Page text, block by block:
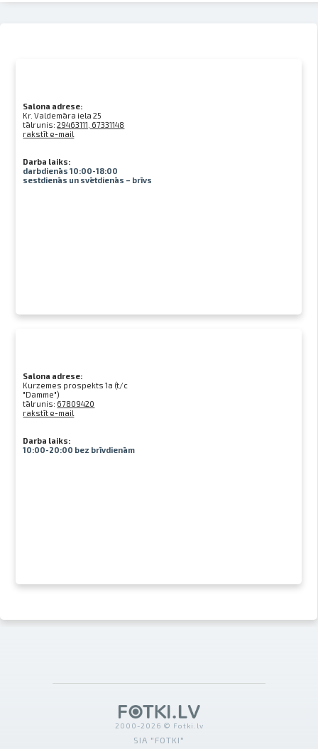
Salona adrese:
Kr. Valdemāra iela 25
tālrunis:29463111, 67331148
rakstīt e-mail
Darba laiks:
darbdienās 10:00-18:00
sestdienās un svētdienās – brīvs
Salona adrese:
Kurzemes prospekts 1a (t/c
"Damme")
tālrunis: 67809420
rakstīt e-mail
Darba laiks:
10:00-20:00 bez brīvdienām
2000-2026 © Fotki.lv
SIA "FOTKI"